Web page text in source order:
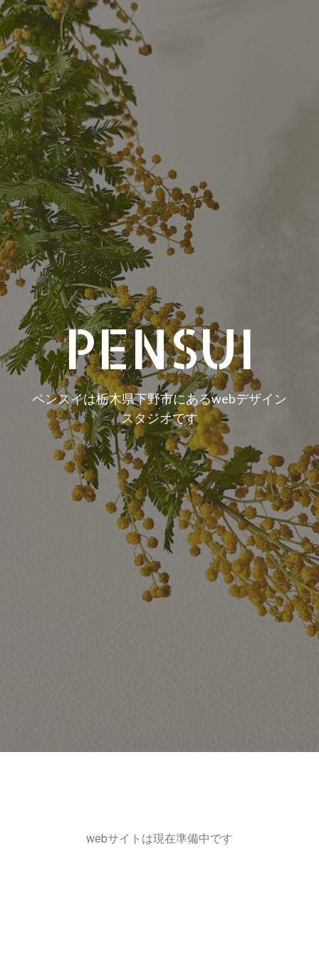
PENSUI
ペンスイは栃木県下野市にあるwebデザイン
スタジオです
webサイトは現在準備中です